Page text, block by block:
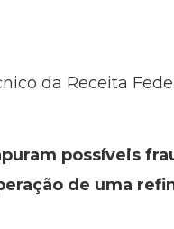
da Receita
possíveis
de uma